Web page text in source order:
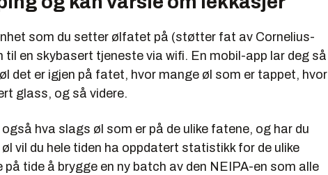
som du setter ølfatet på (støtter fat av Cornelius-
til en skybasert tjeneste via wifi. En mobil-app lar deg så
det er igjen på fatet, hvor mange øl som er tappet, hvor
glass, og så videre.
også hva slags øl som er på de ulike fatene, og har du
vil du hele tiden ha oppdatert statistikk for de ulike
tide å brygge en ny batch av den NEIPA-en som alle